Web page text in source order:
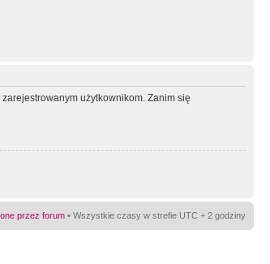
użytkownikom. Zanim się
przez forum • Wszystkie czasy w strefie UTC + 2 godziny